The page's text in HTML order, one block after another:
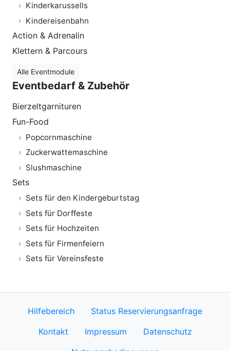
Kinderkarussells
Kindereisenbahn
Action & Adrenalin
Klettern & Parcours
Alle Eventmodule
Eventbedarf & Zubehör
Bierzeltgarnituren
Fun-Food
Popcornmaschine
Zuckerwattemaschine
Slushmaschine
Sets
Sets für den Kindergeburtstag
Sets für Dorffeste
Sets für Hochzeiten
Sets für Firmenfeiern
Sets für Vereinsfeste
Hilfebereich
Status Reservierungsanfrage
Kontakt
Impressum
Datenschutz